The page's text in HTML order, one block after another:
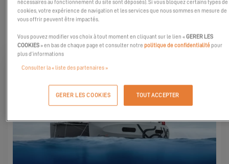
nécessaires au fonctionnement du site sont déposés). Si vous bloquez certains types de
cookies, votre expérience de navigation et les services que nous sommes en mesure de
vous offrir peuvent être impactés.
Vous pouvez modifier vos choix à tout moment en cliquant sur le lien «GERER LES
COOKIES » en bas de chaque page et consulter notrepolitique de confidentialitépour
plus d’informations
Consulter la « liste des partenaires »
GERER LES COOKIES TOUT ACCEPTER